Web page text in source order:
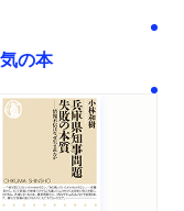
とは／食品と医薬
たいこれだけのこ
康被害を起こしや
ではなく医薬品を
の本